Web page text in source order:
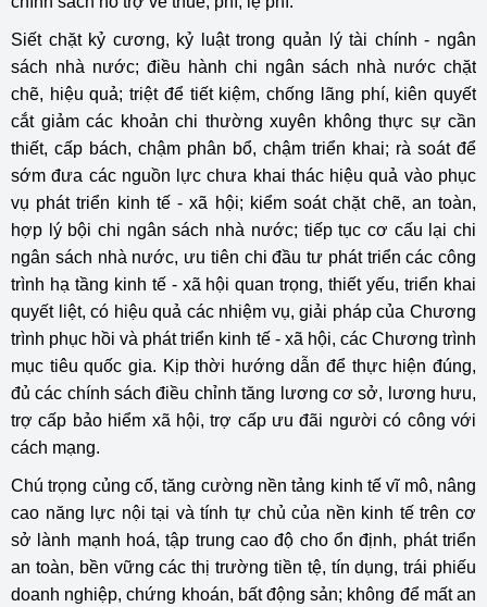
Siết chặt kỷ cương, kỷ luật trong quản lý tài chính - ngân
sách nhà nước; điều hành chi ngân sách nhà nước chặt
chẽ, hiệu quả; triệt để tiết kiệm, chống lãng phí, kiên quyết
cắt giảm các khoản chi thường xuyên không thực sự cần
thiết, cấp bách, chậm phân bổ, chậm triển khai; rà soát để
sớm đưa các nguồn lực chưa khai thác hiệu quả vào phục
vụ phát triển kinh tế - xã hội; kiểm soát chặt chẽ, an toàn,
hợp lý bội chi ngân sách nhà nước; tiếp tục cơ cấu lại chi
ngân sách nhà nước, ưu tiên chi đầu tư phát triển các công
trình hạ tầng kinh tế - xã hội quan trọng, thiết yếu, triển khai
quyết liệt, có hiệu quả các nhiệm vụ, giải pháp của Chương
trình phục hồi và phát triển kinh tế - xã hội, các Chương trình
mục tiêu quốc gia. Kịp thời hướng dẫn để thực hiện đúng,
đủ các chính sách điều chỉnh tăng lương cơ sở, lương hưu,
trợ cấp bảo hiểm xã hội, trợ cấp ưu đãi người có công với
cách mạng.
Chú trọng củng cố, tăng cường nền tảng kinh tế vĩ mô, nâng
cao năng lực nội tại và tính tự chủ của nền kinh tế trên cơ
sở lành mạnh hoá, tập trung cao độ cho ổn định, phát triển
an toàn, bền vững các thị trường tiền tệ, tín dụng, trái phiếu
doanh nghiệp, chứng khoán, bất động sản; không để mất an